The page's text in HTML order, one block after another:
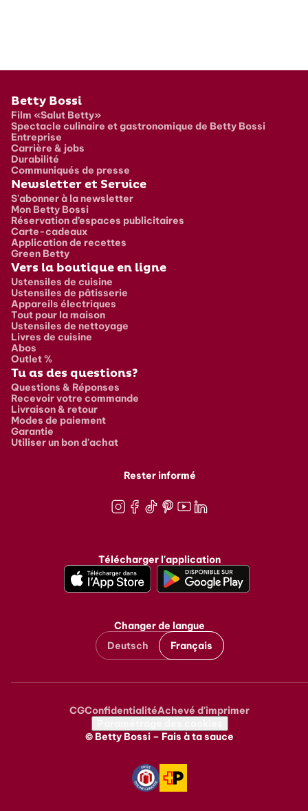
Pied de page
Betty Bossi
Film «Salut Betty»
Spectacle culinaire et gastronomique de Betty Bossi
Entreprise
Carrière & jobs
Durabilité
Communiqués de presse
Newsletter et Service
S'abonner à la newsletter
Mon Betty Bossi
Réservation d’espaces publicitaires
Carte-cadeaux
Application de recettes
Green Betty
Vers la boutique en ligne
Ustensiles de cuisine
Ustensiles de pâtisserie
Appareils électriques
Tout pour la maison
Ustensiles de nettoyage
Livres de cuisine
Abos
Outlet %
Tu as des questions?
Questions & Réponses
Recevoir votre commande
Livraison & retour
Modes de paiement
Garantie
Utiliser un bon d'achat
Rester informé
Télécharger l'application
Changer de langue
Deutsch
Français
Metanavigation
CGConfidentialitéAchevé d'imprimer
© Betty Bossi – Fais à ta sauce